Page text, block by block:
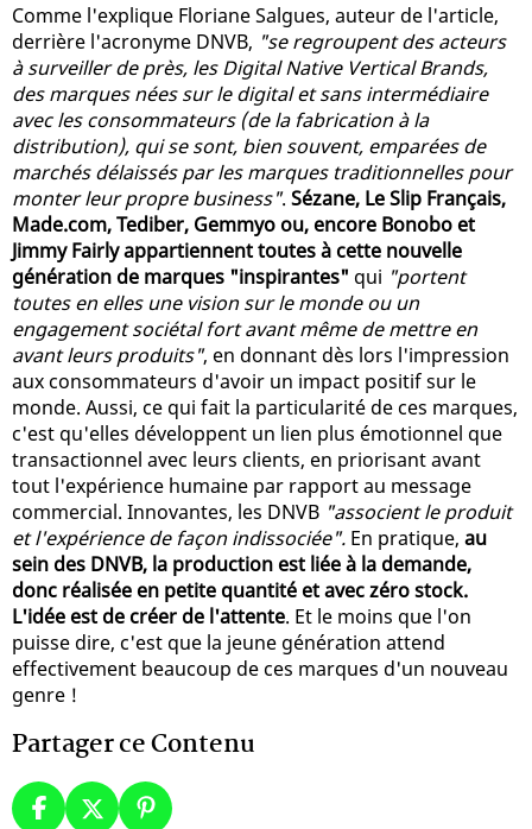
Comme l'explique Floriane Salgues, auteur de l'article,
derrière l'acronyme DNVB, "se regroupent des acteurs
à surveiller de près, les Digital Native Vertical Brands,
des marques nées sur le digital et sans intermédiaire
avec les consommateurs (de la fabrication à la
distribution), qui se sont, bien souvent, emparées de
marchés délaissés par les marques traditionnelles pour
monter leur propre business". Sézane, Le Slip Français,
Made.com, Tediber, Gemmyo ou, encore Bonobo et
Jimmy Fairly appartiennent toutes à cette nouvelle
génération de marques "inspirantes" qui "portent
toutes en elles une vision sur le monde ou un
engagement sociétal fort avant même de mettre en
avant leurs produits", en donnant dès lors l'impression
aux consommateurs d'avoir un impact positif sur le
monde. Aussi, ce qui fait la particularité de ces marques,
c'est qu'elles développent un lien plus émotionnel que
transactionnel avec leurs clients, en priorisant avant
tout l'expérience humaine par rapport au message
commercial. Innovantes, les DNVB "associent le produit
et l'expérience de façon indissociée". En pratique, au
sein des DNVB, la production est liée à la demande,
donc réalisée en petite quantité et avec zéro stock.
L'idée est de créer de l'attente. Et le moins que l'on
puisse dire, c'est que la jeune génération attend
effectivement beaucoup de ces marques d'un nouveau
genre !
Partager ce Contenu